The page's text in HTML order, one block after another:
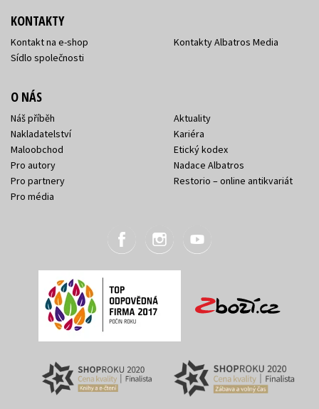
KONTAKTY
Kontakt na e-shop
Sídlo společnosti
Kontakty Albatros Media
O NÁS
Náš příběh
Nakladatelství
Maloobchod
Pro autory
Pro partnery
Pro média
Aktuality
Kariéra
Etický kodex
Nadace Albatros
Restorio – online antikvariát